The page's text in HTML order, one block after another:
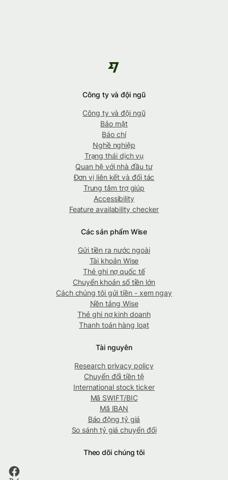
Công ty và đội ngũ
Công ty và đội ngũ
Bảo mật
Báo chí
Nghề nghiệp
Trạng thái dịch vụ
Quan hệ với nhà đầu tư
Đơn vị liên kết và đối tác
Trung tâm trợ giúp
Accessibility
Feature availability checker
Các sản phẩm Wise
Gửi tiền ra nước ngoài
Tài khoản Wise
Thẻ ghi nợ quốc tế
Chuyển khoản số tiền lớn
Cách chúng tôi gửi tiền - xem ngay
Nền tảng Wise
Thẻ ghi nợ kinh doanh
Thanh toán hàng loạt
Tài nguyên
Research privacy policy
Chuyển đổi tiền tệ
International stock ticker
Mã SWIFT/BIC
Mã IBAN
Báo động tỷ giá
So sánh tỷ giá chuyển đổi
Theo dõi chúng tôi